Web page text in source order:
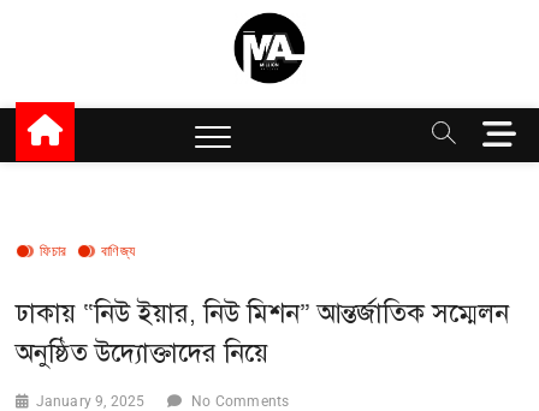
Million Articles
M
e
t
ফিচার বাণিজ্য
ঢাকায় “নিউ ইয়ার, নিউ মিশন” আন্তর্জাতিক সম্মেলন
অনুষ্ঠিত উদ্যোক্তাদের নিয়ে
January 9, 2025 No Comments